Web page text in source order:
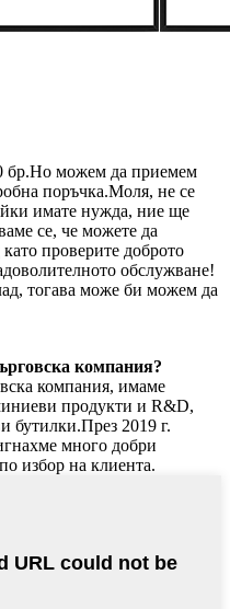
бр.Но можем да приемем
поръчка.Моля, не се
имате нужда, ние ще
се, че можете да
проверите доброто
обслужване!
тогава може би можем да
компания?
компания, имаме
продукти и R&D,
бутилки.През 2019 г.
много добри
избор на клиента.